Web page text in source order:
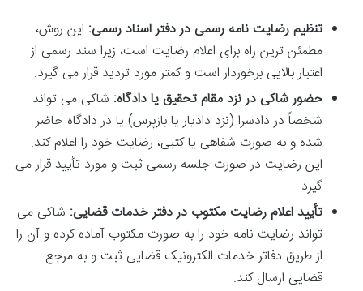
تنظیم رضایت نامه رسمی در دفتر اسناد رسمی: این روش،
مطمئن ترین راه برای اعلام رضایت است، زیرا سند رسمی از
اعتبار بالایی برخوردار است و کمتر مورد تردید قرار می گیرد.
حضور شاکی در نزد مقام تحقیق یا دادگاه: شاکی می تواند
شخصاً در دادسرا (نزد دادیار یا بازپرس) یا در دادگاه حاضر
شده و به صورت شفاهی یا کتبی، رضایت خود را اعلام کند.
این رضایت در صورت جلسه رسمی ثبت و مورد تأیید قرار می
گیرد.
تأیید اعلام رضایت مکتوب در دفتر خدمات قضایی: شاکی می
تواند رضایت نامه خود را به صورت مکتوب آماده کرده و آن را
از طریق دفاتر خدمات الکترونیک قضایی ثبت و به مرجع
قضایی ارسال کند.